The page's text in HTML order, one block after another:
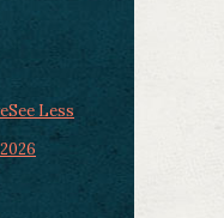
See Less